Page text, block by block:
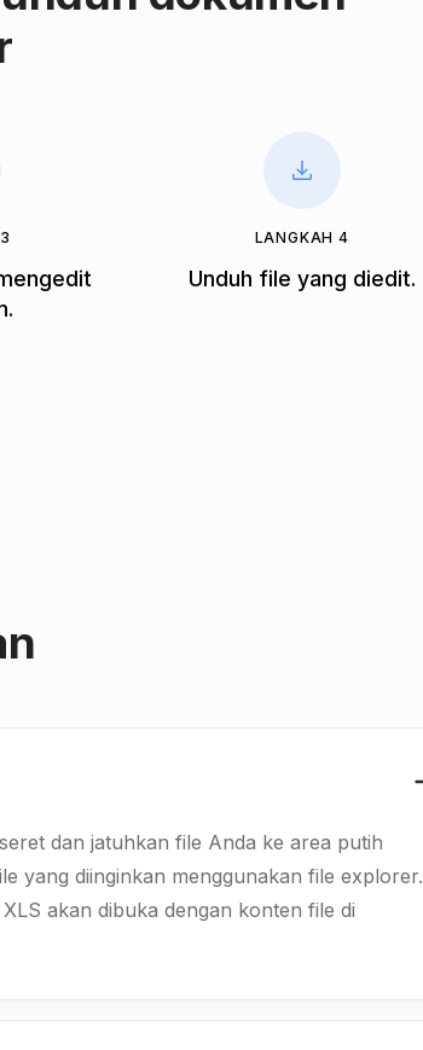
LANGKAH 4
Unduh file yang diedit.
dan jatuhkan file Anda ke area putih
yang diinginkan menggunakan file explorer.
akan dibuka dengan konten file di